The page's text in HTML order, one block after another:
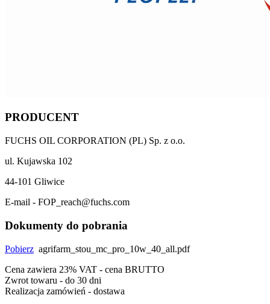
PRODUCENT
FUCHS OIL CORPORATION (PL) Sp. z o.o.
ul. Kujawska 102
44-101 Gliwice
E-mail - FOP_reach@fuchs.com
Dokumenty do pobrania
Pobierz agrifarm_stou_mc_pro_10w_40_all.pdf
Cena zawiera 23% VAT - cena BRUTTO
Zwrot towaru - do 30 dni
Realizacja zamówień - dostawa